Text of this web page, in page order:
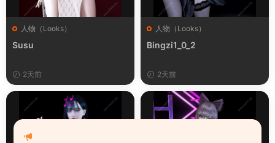
人物（Looks）
Susu
2天前
人物（Looks）
Bingzi1_0_2
2天前